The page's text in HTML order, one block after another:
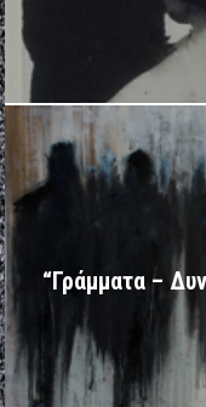
“Γράμματα –